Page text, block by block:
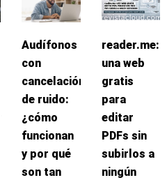
Audífonos
con
cancelación
de ruido:
¿cómo
funcionan
y por qué
son tan
reader.me:
una web
gratis
para
editar
PDFs sin
subirlos a
ningún